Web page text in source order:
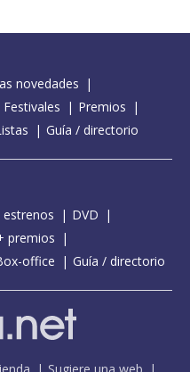
novedades
Festivales
Premios
Guía / directorio
DVD
premios
office Guía / directorio